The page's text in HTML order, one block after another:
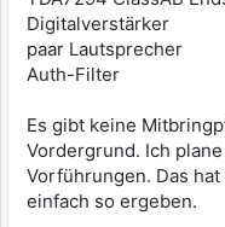
Digitalverstärker
paar Lautsprecher
Auth-Filter
Es gibt keine
Vordergrund. Ich
Vorführungen. Das
einfach so ergeben.